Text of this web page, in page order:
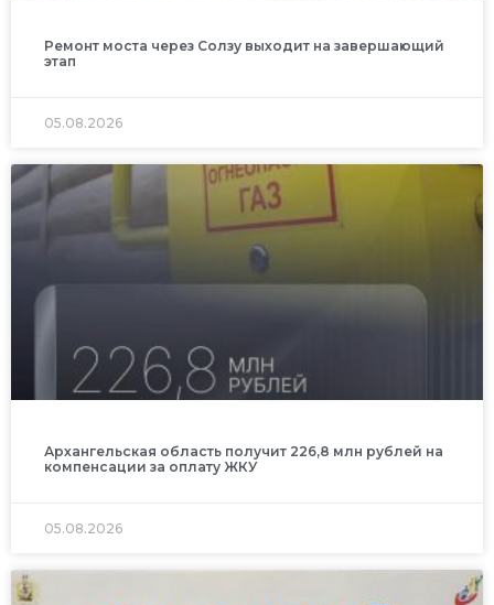
Ремонт моста через Солзу выходит на завершающий
этап
05.08.2026
Архангельская область получит 226,8 млн рублей на
компенсации за оплату ЖКУ
05.08.2026